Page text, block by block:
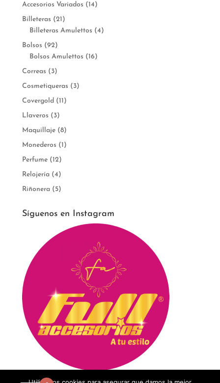
Accesorios Variados (14)
Billeteras (21)
Billeteras Amulettos (4)
Bolsos (92)
Bolsos Amulettos (16)
Correas (3)
Cosmetiqueras (3)
Covergold (11)
Llaveros (3)
Maquillaje (8)
Monederos (1)
Perfume (12)
Relojería (4)
Riñonera (5)
Síguenos en Instagram